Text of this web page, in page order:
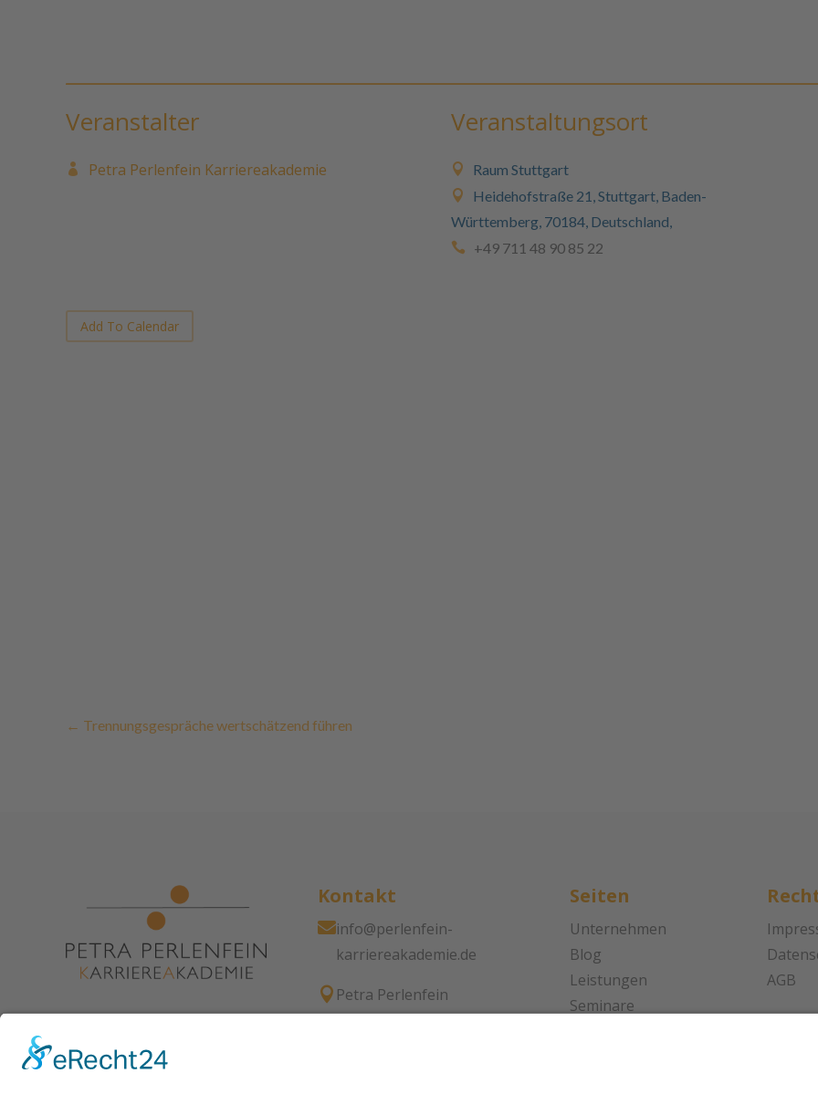
Veranstalter
Petra Perlenfein Karriereakademie
Veranstaltungsort
Raum Stuttgart
Heidehofstraße 21, Stuttgart, Baden-
Württemberg, 70184, Deutschland,
+49 711 48 90 85 22
Add To Calendar
← Trennungsgespräche wertschätzend führen
Kontakt
info@perlenfein-
karriereakademie.de
 Petra Perlenfein
Karriereakademie
Seiten
Unternehmen
Blog
Leistungen
Seminare
AGB